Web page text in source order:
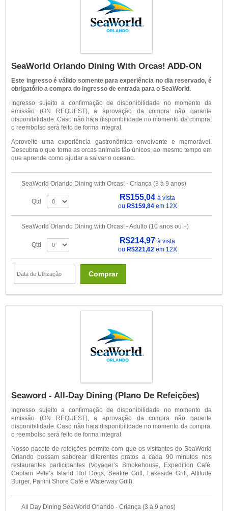
SeaWorld Orlando Dining With Orcas! ADD-ON
Este ingresso é válido somente para experiência no dia reservado, é
obrigatório a compra do ingresso de entrada para o SeaWorld.
Ingresso sujeito a confirmação de disponibilidade no momento da
emissão (ON REQUEST), a aprovação da compra não garante
disponibilidade. Caso não haja disponibilidade no momento da compra,
o reembolso será feito de forma integral.
Aproveite uma experiência gastronômica envolvente e memorável.
Descubra o que torna as orcas animais tão únicos, ao mesmo tempo em
que aprende como ajudar a salvar o oceano.
SeaWorld Orlando Dining with Orcas! - Criança (3 à 9 anos)
Qtd R$155,04à vista
ou R$159,84em 12X
SeaWorld Orlando Dining with Orcas! - Adulto (10 anos ou +)
Qtd R$214,97à vista
ou R$221,62 em 12X
Comprar
Seaword - All-Day Dining (Plano De Refeições)
Ingresso sujeito a confirmação de disponibilidade no momento da
emissão (ON REQUEST), a aprovação da compra não garante
disponibilidade. Caso não haja disponibilidade no momento da compra,
o reembolso será feito de forma integral.
Nosso pacote de refeições permite com que os visitantes do SeaWorld
Orlando possam saborear diferentes pratos a cada 90 minutos nos
restaurantes participantes (Voyager’s Smokehouse, Expedition Café,
Captain Pete’s Island Hot Dogs, Seafire Grill, Lakeside Grill, Altitude
Burger, Panini Shore Café e Waterway Grill).
All Day Dining SeaWorld Orlando - Criança (3 à 9 anos)